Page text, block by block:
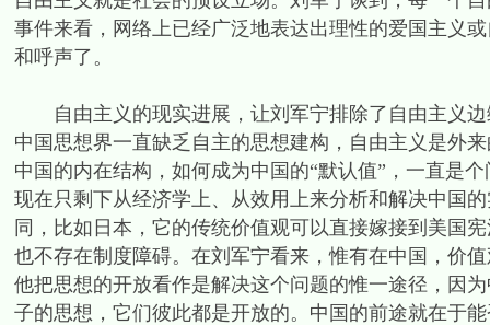
事件来看，网络上已经广泛地表达出理性的爱国主义
和呼声了。
自由主义的现实进展，让刘军宁排除了自由主义边
中国思想界一直缺乏自主的思想建构，自由主义是外
中国的内在结构，如何成为中国的“默认值”，一直是
现在只剩下从经济学上、从效用上来分析和解决中国
同，比如日本，它的传统价值观可以直接嫁接到美国
也不存在制度障碍。在刘军宁看来，惟有在中国，价
他把思想的开放看作是解决这个问题的惟一途径，因
子的思想，它们彼此都是开放的。中国的前途就在于